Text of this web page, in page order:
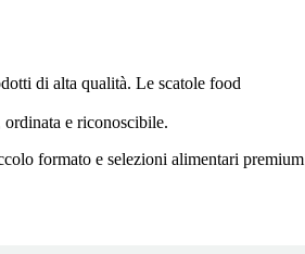
di alta qualità. Le scatole food
e riconoscibile.
formato e selezioni alimentari